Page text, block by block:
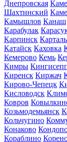
Днепровская
Шахтинский
Камышлов Канаш
Карабулак
Карпинск
Катайск Каховка
Кемерово Кемь
Кимры
Киренск Киржач
Кирово-Чепецк
Кисловодск
Ковров
Козьмодемьянск
Кольчугино
Конаково
Кораблино